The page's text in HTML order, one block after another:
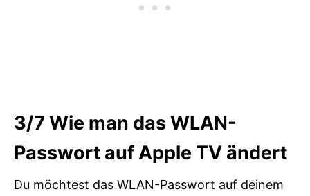
3/7 Wie man das WLAN-
Passwort auf Apple TV ändert
Du möchtest das WLAN-Passwort auf deinem